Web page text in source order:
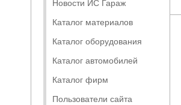
Новости ИС Гараж
Каталог материалов
Каталог оборудования
Каталог автомобилей
Каталог фирм
Пользователи сайта